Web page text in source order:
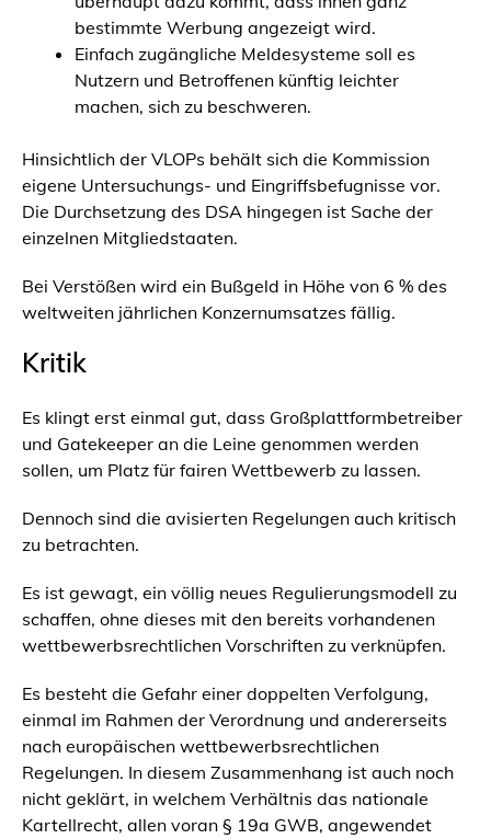
bestimmte Werbung angezeigt wird.
Einfach zugängliche Meldesysteme soll es
Nutzern und Betroffenen künftig leichter
machen, sich zu beschweren.
Hinsichtlich der VLOPs behält sich die Kommission
eigene Untersuchungs- und Eingriffsbefugnisse vor.
Die Durchsetzung des DSA hingegen ist Sache der
einzelnen Mitgliedstaaten.
Bei Verstößen wird ein Bußgeld in Höhe von 6 % des
weltweiten jährlichen Konzernumsatzes fällig.
Kritik
Es klingt erst einmal gut, dass Großplattformbetreiber
und Gatekeeper an die Leine genommen werden
sollen, um Platz für fairen Wettbewerb zu lassen.
Dennoch sind die avisierten Regelungen auch kritisch
zu betrachten.
Es ist gewagt, ein völlig neues Regulierungsmodell zu
schaffen, ohne dieses mit den bereits vorhandenen
wettbewerbsrechtlichen Vorschriften zu verknüpfen.
Es besteht die Gefahr einer doppelten Verfolgung,
einmal im Rahmen der Verordnung und andererseits
nach europäischen wettbewerbsrechtlichen
Regelungen. In diesem Zusammenhang ist auch noch
nicht geklärt, in welchem Verhältnis das nationale
Kartellrecht, allen voran § 19a GWB, angewendet